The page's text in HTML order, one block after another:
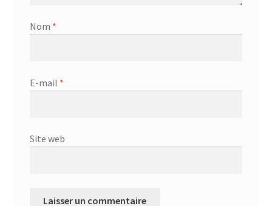
Nom *
E-mail *
Site web